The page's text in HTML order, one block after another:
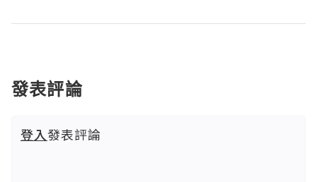
發表評論
登入發表評論